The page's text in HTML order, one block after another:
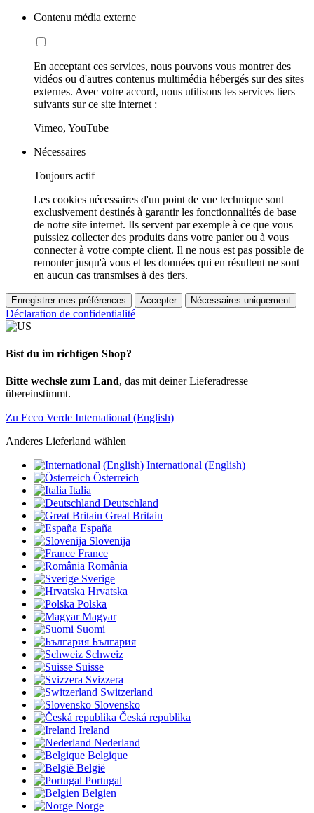
Contenu média externe
En acceptant ces services, nous pouvons vous montrer des
vidéos ou d'autres contenus multimédia hébergés sur des sites
externes. Avec votre accord, nous utilisons les services tiers
suivants sur ce site internet :
Vimeo, YouTube
Nécessaires
Toujours actif
Les cookies nécessaires d'un point de vue technique sont
exclusivement destinés à garantir les fonctionnalités de base
de notre site internet. Ils servent par exemple à ce que vous
puissiez collecter des produits dans votre panier ou à vous
connecter à votre compte client. Il ne nous est pas possible de
remonter jusqu'à vous et les données qui en résultent ne sont
en aucun cas transmises à des tiers.
Enregistrer mes préférences Accepter Nécessaires uniquement
Déclaration de confidentialité
Bist du im richtigen Shop?
Bitte wechsle zum Land, das mit deiner Lieferadresse
übereinstimmt.
Zu Ecco Verde International (English)
Anderes Lieferland wählen
International (English)
Österreich
Italia
Deutschland
Great Britain
España
Slovenija
France
România
Sverige
Hrvatska
Polska
Magyar
Suomi
България
Schweiz
Suisse
Svizzera
Switzerland
Slovensko
Česká republika
Ireland
Nederland
Belgique
België
Portugal
Belgien
Norge